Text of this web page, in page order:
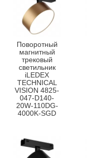
Поворотный
магнитный
трековый
светильник
iLEDEX
TECHNICAL
VISION 4825-
047-D140-
20W-110DG-
4000K-SGD